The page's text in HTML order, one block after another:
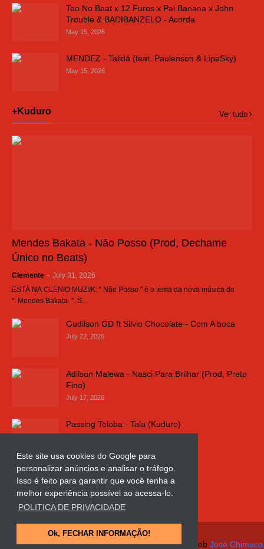
Este site usa cookies do Google para
personalizar anúncios e analisar o tráfego.
Isso é feito para garantir que você tenha a
melhor experiência possível ao acessa-lo.
POLITICA DE PRIVACIDADE
Ok, FECHAR INFORMAÇÃO!
Teo No Beat x 12 Furos x Pai Banana x John
Trouble & BADIBANZELO - Acorda
May 15, 2026
MENDEZ - Talidá (feat. Paulenson & LipeSky)
May 15, 2026
+Kuduro Ver tudo
Mendes Bakata - Não Posso (Prod, Dechame
Único no Beats)
Clemente - July 31, 2026
ESTÁ NA CLENIO MUZIIK: “ Não Posso ” é o tema da nova música do
“ Mendes Bakata ”. S…
Gudilson GD ft Silvio Chocolate - Com A boca
July 22, 2026
Adilson Malewa - Nasci Para Brilhar (Prod, Preto
Fino)
July 17, 2026
Passing Toloba - Tala (Kuduro)
Russo k - Ligação da Comarca
July 11, 2026
© Copyright 2018 and 2025Clenio Muziik| Design Web José Chimuco